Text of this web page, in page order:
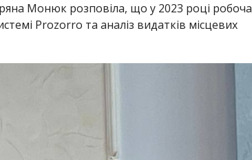
Монюк розповіла, що у 2023 році робоча
Prozorro та аналіз видатків місцевих